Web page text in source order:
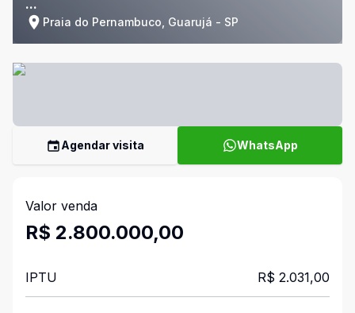
...
Praia do Pernambuco, Guarujá - SP
Agendar visita WhatsApp
Valor venda
R$ 2.800.000,00
IPTU R$ 2.031,00